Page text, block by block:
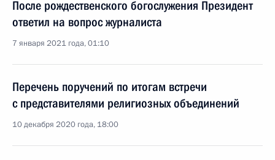
После рождественского богослужения Президент
ответил на вопрос журналиста
7 января 2021 года, 01:10
Перечень поручений по итогам встречи
с представителями религиозных объединений
10 декабря 2020 года, 18:00